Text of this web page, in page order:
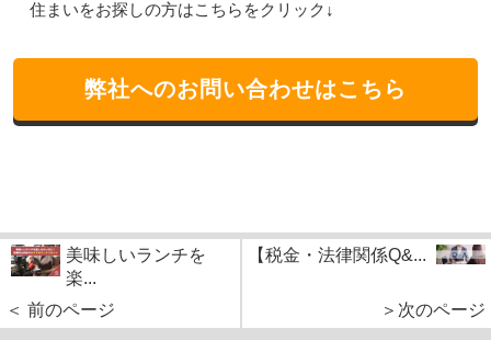
住まいをお探しの方はこちらをクリック↓
弊社へのお問い合わせはこちら
美味しいランチを
楽...
＜ 前のページ
【税金・法律関係Q&...
＞次のページ